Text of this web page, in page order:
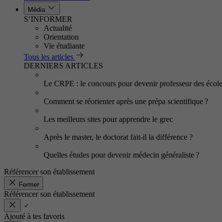
Média
S’INFORMER
Actualité
Orientation
Vie étudiante
Tous les articles
DERNIERS ARTICLES
Le CRPE : le concours pour devenir professeur des
Comment se réorienter après une prépa scientifique ?
Les meilleurs sites pour apprendre le grec
Après le master, le doctorat fait-il la différence ?
Quelles études pour devenir médecin généraliste ?
Référencer son établissement
Fermer
Référencer son établissement
Ajouté à tes favoris